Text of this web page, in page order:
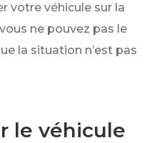
votre véhicule sur la
ne pouvez pas le
la situation n’est pas
le véhicule